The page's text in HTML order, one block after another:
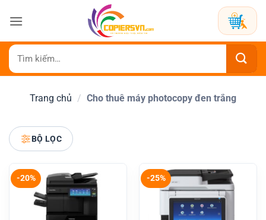
qua
dung
Tìm
kiếm:
Trang chủ / Cho thuê máy photocopy đen trắng
BỘ LỌC
-20% -25%